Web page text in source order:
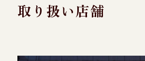
取り扱い店舗